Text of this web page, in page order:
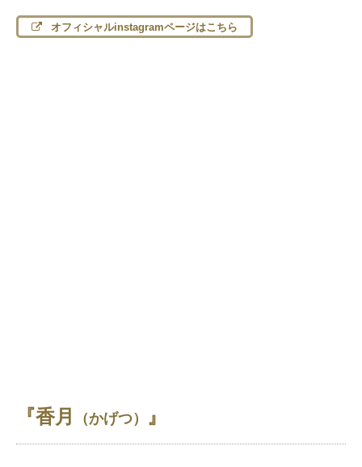
オフィシャルinstagramページはこちら
『香月 （かげつ） 』